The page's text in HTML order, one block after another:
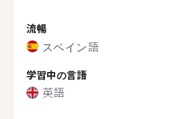
流暢
スペイン語
学習中の言語
英語